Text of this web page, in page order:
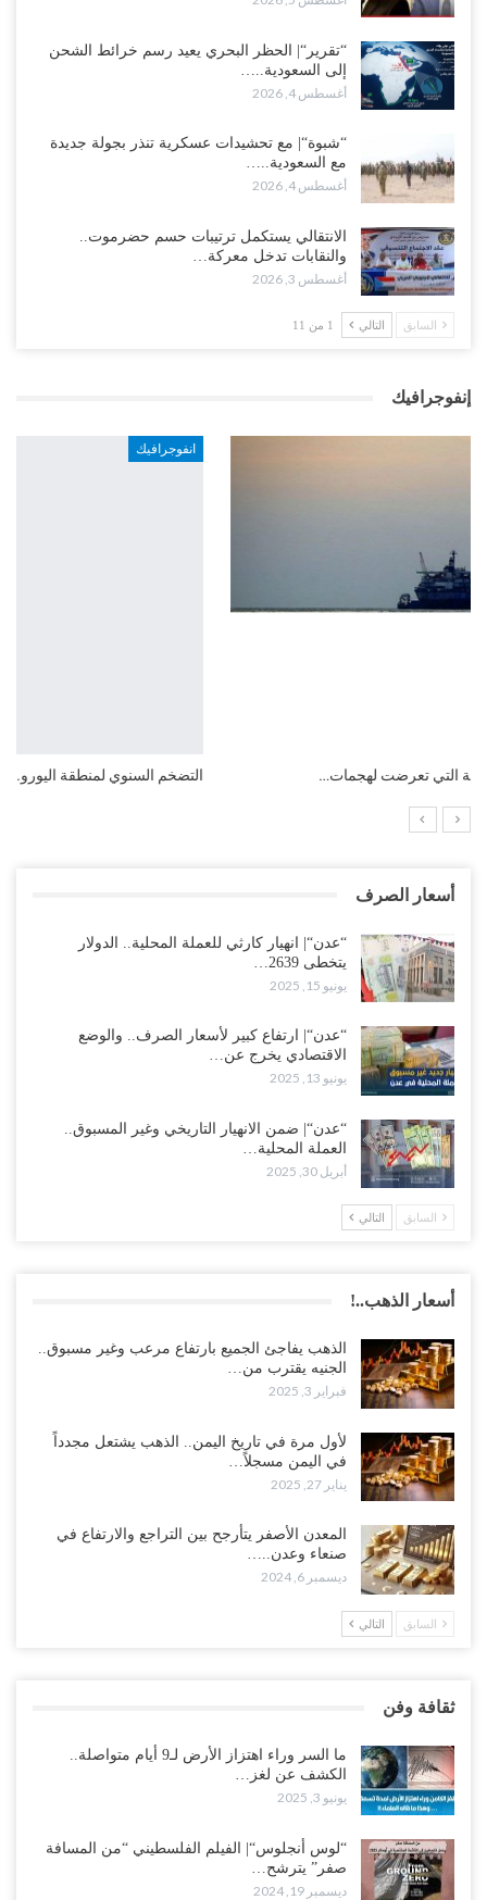
“تقرير“| الحظر البحري يعيد رسم خرائط الشحن
إلى السعودية..…
أغسطس 4, 2026
“شبوة“| مع تحشيدات عسكرية تنذر بجولة جديدة
مع السعودية..…
أغسطس 4, 2026
الانتقالي يستكمل ترتيبات حسم حضرموت..
والنقابات تدخل معركة…
أغسطس 3, 2026
السابق التالي 1 من 11
إنفوجرافيك
التضخم السنوي لمنطقة اليورو.. “إنفوجرافيك“..!
أسعار الصرف
“عدن“| انهيار كارثي للعملة المحلية.. الدولار
يتخطى 2639…
يونيو 15, 2025
“عدن“| ارتفاع كبير لأسعار الصرف.. والوضع
الاقتصادي يخرج عن…
يونيو 13, 2025
“عدن“| ضمن الانهيار التاريخي وغير المسبوق..
العملة المحلية…
أبريل 30, 2025
السابق التالي
أسعار الذهب..!
الذهب يفاجئ الجميع بارتفاع مرعب وغير مسبوق..
الجنيه يقترب من…
فبراير 3, 2025
لأول مرة في تاريخ اليمن.. الذهب يشتعل مجدداً
في اليمن مسجلاً…
يناير 27, 2025
المعدن الأصفر يتأرجح بين التراجع والارتفاع في
صنعاء وعدن..…
ديسمبر 6, 2024
السابق التالي
ثقافة وفن
ما السر وراء اهتزاز الأرض لـ9 أيام متواصلة..
الكشف عن لغز…
يونيو 3, 2025
“لوس أنجلوس“| الفيلم الفلسطيني “من المسافة
صفر” يترشح…
ديسمبر 19, 2024